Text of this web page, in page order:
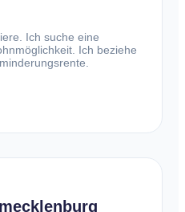
Ich suche eine
Ich beziehe